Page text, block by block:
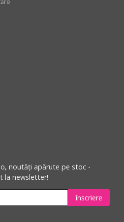
noutăți apărute pe stoc -
la newsletter!
înscriere